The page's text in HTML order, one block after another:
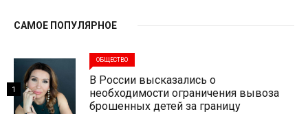
САМОЕ ПОПУЛЯРНОЕ
ОБЩЕСТВО
В России высказались о
необходимости ограничения вывоза
брошенных детей за границу
1